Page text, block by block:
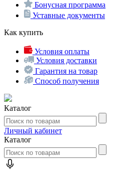
Бонусная программа
Уставные документы
Как купить
Условия оплаты
Условия доставки
Гарантия на товар
Способ получения
Каталог
Личный кабинет
Каталог